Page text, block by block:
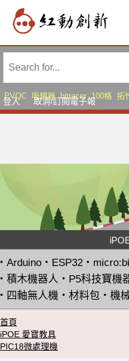
PVQC 吸錫器 bitracer 100格 拓
AMS Lite Sonic Mini 8K S
登入 取消/訂閱電子報
Arduino ・ ESP32 ・
積木機器人 ・ P5科技寶機
四軸無人機 ・ 材料包 ・ 機
首頁
iPOE 愛寶教具
PIC18微處理機